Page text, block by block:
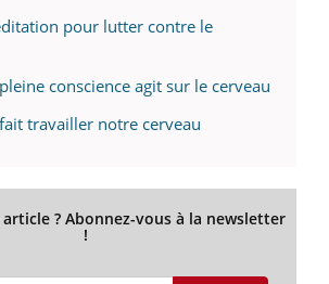
pour lutter contre le
conscience agit sur le cerveau
travailler notre cerveau
? Abonnez-vous à la newsletter
!